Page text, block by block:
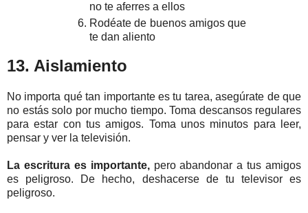
no te aferres a ellos
Rodéate de buenos amigos que
te dan aliento
13. Aislamiento
No importa qué tan importante es tu tarea, asegúrate de que
no estás solo por mucho tiempo. Toma descansos regulares
para estar con tus amigos. Toma unos minutos para leer,
pensar y ver la televisión.
La escritura es importante,pero abandonar a tus amigos
es peligroso. De hecho, deshacerse de tu televisor es
peligroso.